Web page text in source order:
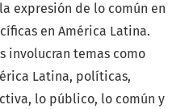
expresión de lo común en
en América Latina.
involucran temas como
Latina, políticas,
lo público, lo común y